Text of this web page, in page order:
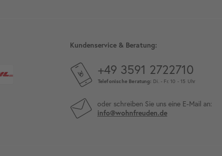
Kundenservice & Beratung:
+49 3591 2722710
Telefonische Beratung: Di. - Fr. 10 - 15 Uhr
oder schreiben Sie uns eine E-Mail an:
info@wohnfreuden.de